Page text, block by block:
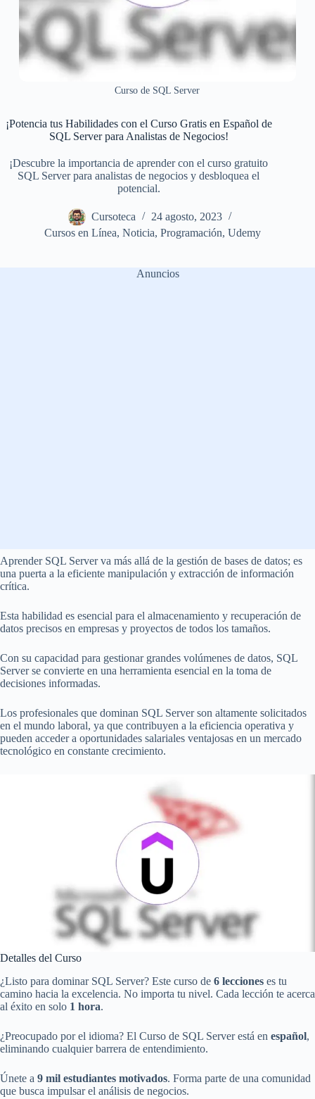
Curso de SQL Server
¡Potencia tus Habilidades con el Curso Gratis en Español de
SQL Server para Analistas de Negocios!
¡Descubre la importancia de aprender con el curso gratuito
SQL Server para analistas de negocios y desbloquea el
potencial.
Cursoteca
24 agosto, 2023
Cursos en Línea,Noticia,Programación,Udemy
Anuncios
Aprender SQL Server va más allá de la gestión de bases de datos; es
una puerta a la eficiente manipulación y extracción de información
crítica.
Esta habilidad es esencial para el almacenamiento y recuperación de
datos precisos en empresas y proyectos de todos los tamaños.
Con su capacidad para gestionar grandes volúmenes de datos, SQL
Server se convierte en una herramienta esencial en la toma de
decisiones informadas.
Los profesionales que dominan SQL Server son altamente solicitados
en el mundo laboral, ya que contribuyen a la eficiencia operativa y
pueden acceder a oportunidades salariales ventajosas en un mercado
tecnológico en constante crecimiento.
Detalles del Curso
¿Listo para dominar SQL Server? Este curso de 6 lecciones es tu
camino hacia la excelencia. No importa tu nivel. Cada lección te acerca
al éxito en solo 1 hora.
¿Preocupado por el idioma? El Curso de SQL Server está en español,
eliminando cualquier barrera de entendimiento.
Únete a 9 mil estudiantes motivados. Forma parte de una comunidad
que busca impulsar el análisis de negocios.